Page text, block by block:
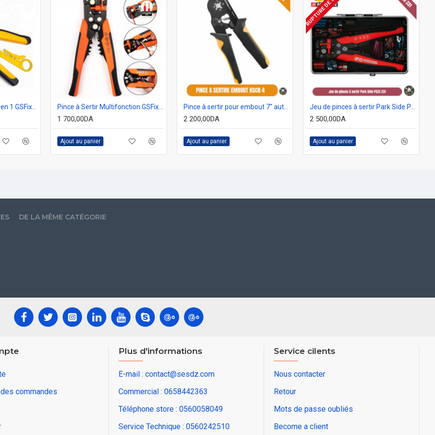
1 700,00DA
Ajout au panier
2 200,00DA
Ajout au panier
2 500,00DA
Ajout au panier
DE LA MÊME CATÉGORIE
commandes
Plus d'informations
E-mail : contact@sesdz.com
Commercial : 0658442363
Téléphone store : 0560058049
Service Technique : 0560242510
Service cilents
Nous contacter
Retour
Mots de passe oubliés
Become a client